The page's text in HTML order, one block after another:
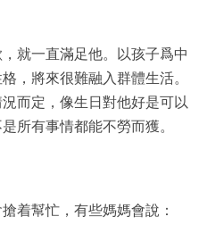
就一直滿足他。以孩子爲中
，將來很難融入群體生活。
而定，像生日對他好是可以
所有事情都能不勞而獲。
着幫忙，有些媽媽會說：